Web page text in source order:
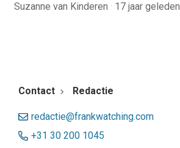
Suzanne van Kinderen · 17 jaar geleden
Contact Redactie
redactie@frankwatching.com
+31 30 200 1045